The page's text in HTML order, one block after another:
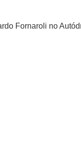
Fornaroli no